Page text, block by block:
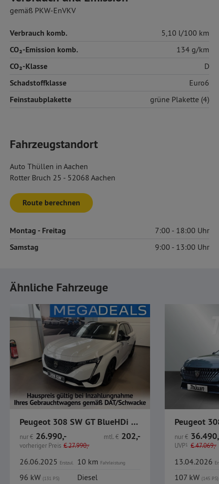
gemäß PKW-EnVKV
Verbrauch komb. 5,10 l/100 km
CO₂-Emission komb. 134 g/km
CO₂-Klasse D
Schadstoffklasse Euro6
Feinstaubplakette grüne Plakette (4)
Fahrzeugstandort
Auto Thüllen in Aachen
Rotter Bruch 25 - 52068 Aachen
Route berechnen
Montag - Freitag 7:00 18:00
Samstag 9:00 13:00
Ähnliche Fahrzeuge
Peugeot 308 SW GT BlueHDi 130 EAT8 / RFK / SHZ /
nur€ 26.990,-
vorheriger Preis €27.990,-
mtl.€ 202,-
26.06.2025 Erstzul. 10 km Fahrleistung
96 kW (131 PS)
Diesel
nur€
UVP1 €47.069,-
13.04.2026
107 kW (145 PS)